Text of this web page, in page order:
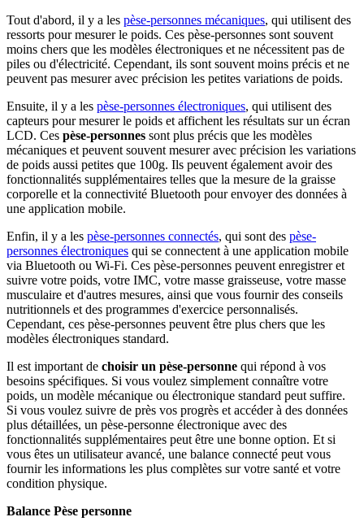
Tout d'abord, il y a les pèse-personnes mécaniques, qui utilisent des
ressorts pour mesurer le poids. Ces pèse-personnes sont souvent
moins chers que les modèles électroniques et ne nécessitent pas de
piles ou d'électricité. Cependant, ils sont souvent moins précis et ne
peuvent pas mesurer avec précision les petites variations de poids.
Ensuite, il y a les pèse-personnes électroniques, qui utilisent des
capteurs pour mesurer le poids et affichent les résultats sur un écran
LCD. Ces pèse-personnes sont plus précis que les modèles
mécaniques et peuvent souvent mesurer avec précision les variations
de poids aussi petites que 100g. Ils peuvent également avoir des
fonctionnalités supplémentaires telles que la mesure de la graisse
corporelle et la connectivité Bluetooth pour envoyer des données à
une application mobile.
Enfin, il y a les pèse-personnes connectés, qui sont des pèse-
personnes électroniques qui se connectent à une application mobile
via Bluetooth ou Wi-Fi. Ces pèse-personnes peuvent enregistrer et
suivre votre poids, votre IMC, votre masse graisseuse, votre masse
musculaire et d'autres mesures, ainsi que vous fournir des conseils
nutritionnels et des programmes d'exercice personnalisés.
Cependant, ces pèse-personnes peuvent être plus chers que les
modèles électroniques standard.
Il est important de choisir un pèse-personne qui répond à vos
besoins spécifiques. Si vous voulez simplement connaître votre
poids, un modèle mécanique ou électronique standard peut suffire.
Si vous voulez suivre de près vos progrès et accéder à des données
plus détaillées, un pèse-personne électronique avec des
fonctionnalités supplémentaires peut être une bonne option. Et si
vous êtes un utilisateur avancé, une balance connecté peut vous
fournir les informations les plus complètes sur votre santé et votre
condition physique.
Balance Pèse personne